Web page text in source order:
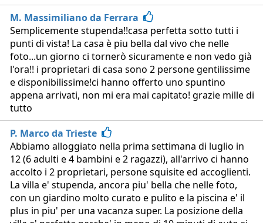
M. Massimiliano da Ferrara
Semplicemente stupenda!!casa perfetta sotto tutti i
punti di vista! La casa è piu bella dal vivo che nelle
foto...un giorno ci tornerò sicuramente e non vedo già
l'ora!! i proprietari di casa sono 2 persone gentilissime
e disponibilissime!ci hanno offerto uno spuntino
appena arrivati, non mi era mai capitato! grazie mille di
tutto
P. Marco da Trieste
Abbiamo alloggiato nella prima settimana di luglio in
12 (6 adulti e 4 bambini e 2 ragazzi), all'arrivo ci hanno
accolto i 2 proprietari, persone squisite ed accoglienti.
La villa e' stupenda, ancora piu' bella che nelle foto,
con un giardino molto curato e pulito e la piscina e' il
plus in piu' per una vacanza super. La posizione della